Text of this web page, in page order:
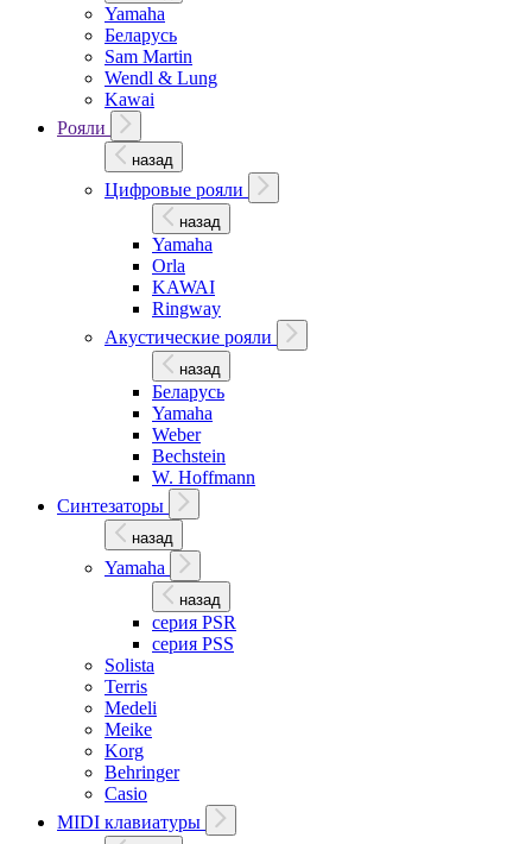
Yamaha
Беларусь
Sam Martin
Wendl & Lung
Kawai
Рояли
назад
Цифровые рояли
назад
Yamaha
Orla
KAWAI
Ringway
Акустические рояли
назад
Беларусь
Yamaha
Weber
Bechstein
W. Hoffmann
Синтезаторы
назад
Yamaha
назад
серия PSR
серия PSS
Solista
Terris
Medeli
Meike
Korg
Behringer
Casio
MIDI клавиатуры